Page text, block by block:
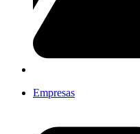
Empresas